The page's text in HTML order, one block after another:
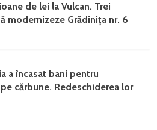
de lei la Vulcan. Trei
modernizeze Grădinița nr. 6
a încasat bani pentru
cărbune. Redeschiderea lor